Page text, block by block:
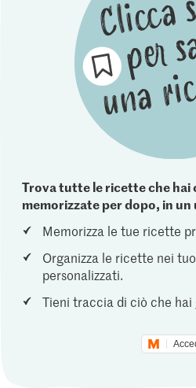
Trova tutte le ricette che hai
memorizzate per dopo, in
Memorizza le tue ricette
Organizza le ricette nei
personalizzati.
Tieni traccia di ciò che